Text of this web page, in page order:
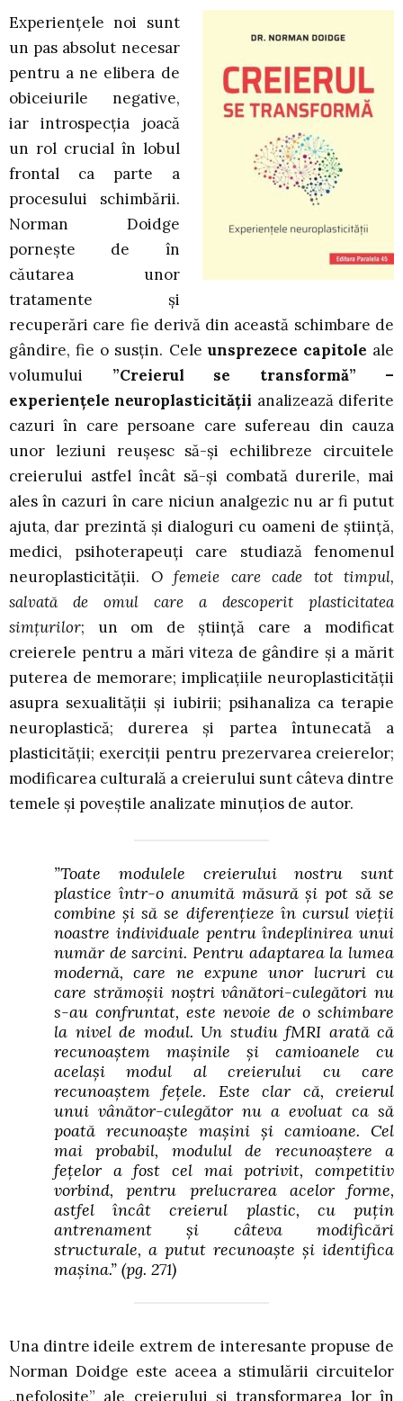
Experienţele noi sunt
un pas absolut necesar
pentru a ne elibera de
obiceiurile negative,
iar introspecţia joacă
un rol crucial în lobul
frontal ca parte a
procesului schimbării.
Norman Doidge
pornește de în
căutarea unor
tratamente și
recuperări care fie derivă din această schimbare de
gândire, fie o susțin. Cele unsprezece capitole ale
volumului ”Creierul se transformă” –
experiențele neuroplasticității analizează diferite
cazuri în care persoane care sufereau din cauza
unor leziuni reușesc să-și echilibreze circuitele
creierului astfel încât să-și combată durerile, mai
ales în cazuri în care niciun analgezic nu ar fi putut
ajuta, dar prezintă și dialoguri cu oameni de știință,
medici, psihoterapeuți care studiază fenomenul
neuroplasticității. O femeie care cade tot timpul,
salvată de omul care a descoperit plasticitatea
simțurilor; un om de știință care a modificat
creierele pentru a mări viteza de gândire și a mărit
puterea de memorare; implicațiile neuroplasticității
asupra sexualității și iubirii; psihanaliza ca terapie
neuroplastică; durerea și partea întunecată a
plasticității; exerciții pentru prezervarea creierelor;
modificarea culturală a creierului sunt câteva dintre
temele și poveștile analizate minuțios de autor.
”Toate modulele creierului nostru sunt
plastice într-o anumită măsură și pot să se
combine și să se diferențieze în cursul vieții
noastre individuale pentru îndeplinirea unui
număr de sarcini. Pentru adaptarea la lumea
modernă, care ne expune unor lucruri cu
care strămoșii noștri vânători-culegători nu
s-au confruntat, este nevoie de o schimbare
la nivel de modul. Un studiu fMRI arată că
recunoaștem mașinile și camioanele cu
același modul al creierului cu care
recunoaștem fețele. Este clar că, creierul
unui vânător-culegător nu a evoluat ca să
poată recunoaște mașini și camioane. Cel
mai probabil, modulul de recunoaștere a
fețelor a fost cel mai potrivit, competitiv
vorbind, pentru prelucrarea acelor forme,
astfel încât creierul plastic, cu puțin
antrenament și câteva modificări
structurale, a putut recunoaște și identifica
mașina.” (pg. 271)
Una dintre ideile extrem de interesante propuse de
Norman Doidge este aceea a stimulării circuitelor
„nefolosite” ale creierului și transformarea lor în